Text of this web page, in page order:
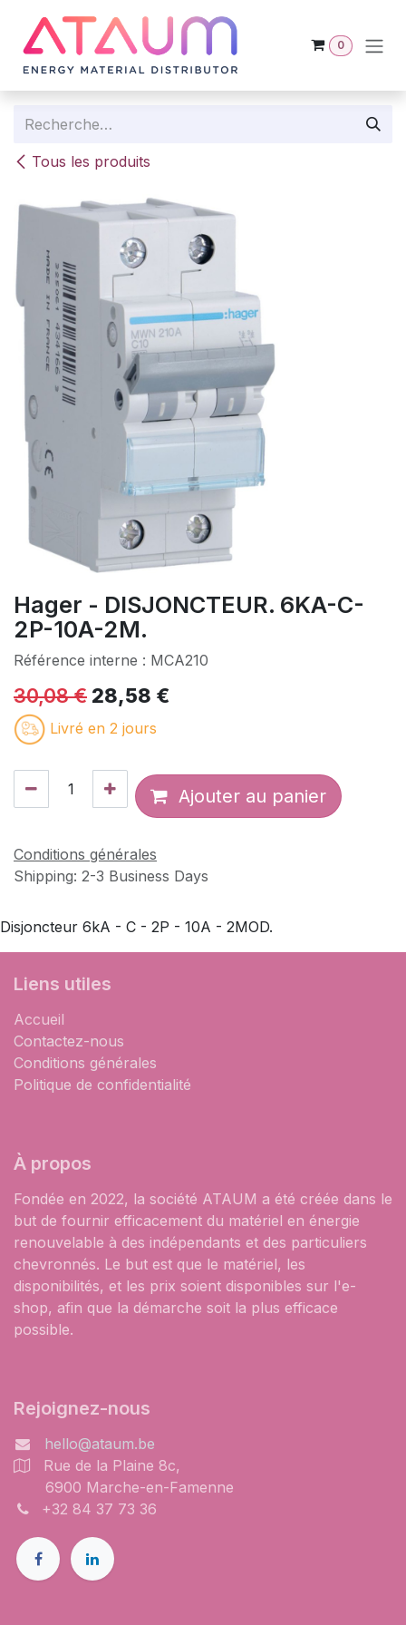
0
Tous les produits
Hager - DISJONCTEUR. 6KA-C-
2P-10A-2M.
Référence interne : MCA210
30,08€ 28,58 €
Livré en 2 jours
Ajouter au panier
Conditions générales
Shipping: 2-3 Business Days
Disjoncteur 6kA - C - 2P - 10A - 2MOD.
Liens utiles
Accueil
Contactez-nous
Conditions générales
Politique de confidentialité
À propos
Fondée en 2022, la société ATAUM a été créée dans le
but de fournir efficacement du matériel en énergie
renouvelable à des indépendants et des particuliers
chevronnés. Le but est que le matériel, les
disponibilités, et les prix soient disponibles sur l'e-
shop, afin que la démarche soit la plus efficace
possible.
Rejoignez-nous
hello@ataum.be
Rue de la Plaine 8c,
6900 Marche-en-Famenne
+32 84 37 73 36